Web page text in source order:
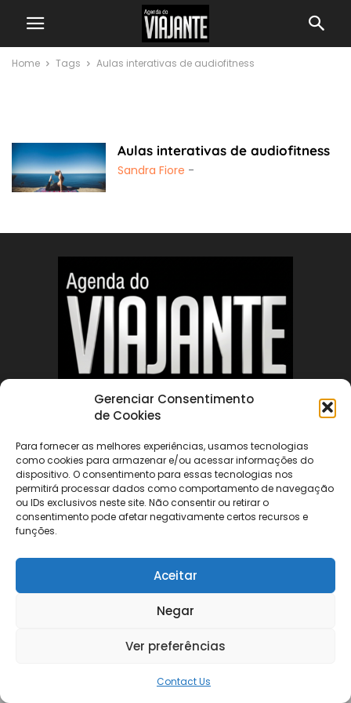
Gerenciar Consentimento
de Cookies
Para fornecer as melhores experiências, usamos tecnologias
como cookies para armazenar e/ou acessar informações do
dispositivo. O consentimento para essas tecnologias nos
permitirá processar dados como comportamento de navegação
ou IDs exclusivos neste site. Não consentir ou retirar o
consentimento pode afetar negativamente certos recursos e
funções.
Aceitar
Negar
Ver preferências
Contact Us
Home Tags Aulas interativas de audiofitness
Aulas interativas de audiofitness
Sandra Fiore -
FOLLOW US
©